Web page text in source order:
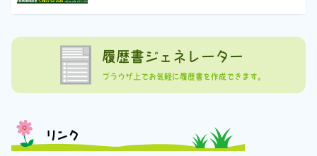
履歴書ジェネレーター
ブラウザ上でお気軽に履歴書を作成できます。
リンク